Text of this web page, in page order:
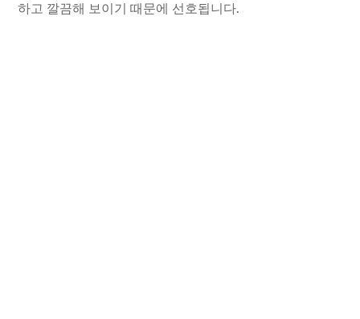
하고 깔끔해 보이기 때문에 선호됩니다.